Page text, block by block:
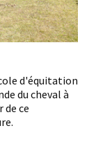
d'équitation
du cheval à
ce